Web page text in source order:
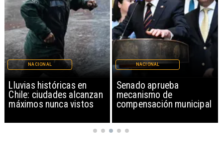
Lluvias históricas en
Chile: ciudades alcanzan
máximos nunca vistos
NACIONAL
Senado aprueba
mecanismo de
compensación municipal
NACIONAL